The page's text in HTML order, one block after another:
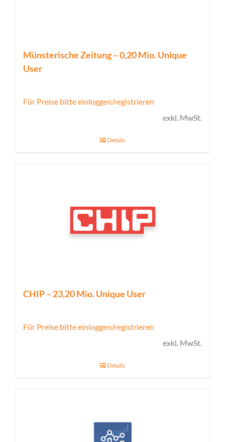
Münsterische Zeitung – 0,20 Mio. Unique
User
Für Preise bitte einloggen/registrieren
exkl. MwSt.
Details
CHIP – 23,20 Mio. Unique User
Für Preise bitte einloggen/registrieren
exkl. MwSt.
Details